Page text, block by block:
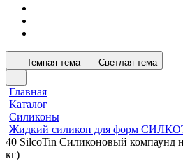
Темная тема Светлая тема
Главная
Каталог
Силиконы
Жидкий силикон для форм
40 SilcoTin Силиконовый компаунд
кг)